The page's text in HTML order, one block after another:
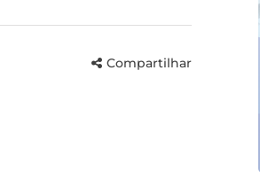
Compartilhar